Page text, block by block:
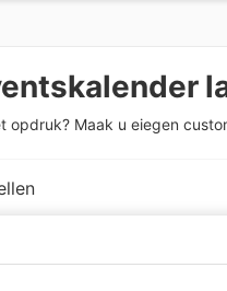
opdruk? Maak u eiegen